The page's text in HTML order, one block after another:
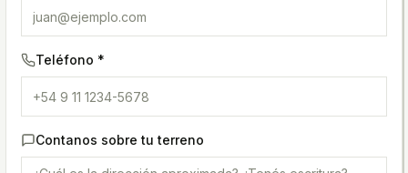
Teléfono *
Contanos sobre tu terreno